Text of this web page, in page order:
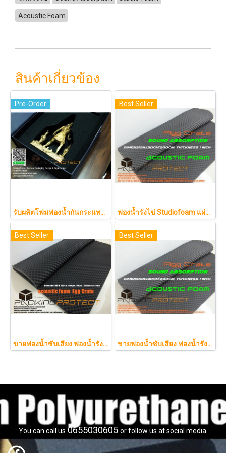
Acoustic Foam
สินค้าเกี่ยวข้อง
Pre-Order
รับผลิตโฟมฟองน้ำกันกระแทกรับออกแบบบรรจุภัณฑ์โมเดล art toy ต่างๆ
Best Seller
ฟองน้ำรังไข่ Studiofoam แผ่นซับเสียงห้อง แผ่นซับเสียงรังไข่ แผ่นซับเสียงรังไข่ Acoustic foam สีเทาดำขนาดใหญ่ 125*200ซม.หนา1นิ้วราคา290บาท
Best Seller
ขายฟองน้ำซับเสียง ฟองน้ำรังไข่ แผ่นซับเสียงห้อง ราคาถูกฟองน้ำรังไข่ แผ่นซับเสียงรังไข่ แผ่นซับเสียงรังไข่ Acoustic foam สีเทาดำขนาดใหญ่ 130*200ซม.หนา1.5นิ้วราคา350บาท(copy)
Best Seller
ขายฟองน้ำซับเสียง ฟองน้ำรังไข่ แผ่นซับเสียงห้อง ราคาถูกฟองน้ำรังไข่ แผ่นซับเสียงรังไข่ แผ่นซับเสียงรังไข่ Acoustic foam สีเ
You can call us 0655030605 or follow us at social media.